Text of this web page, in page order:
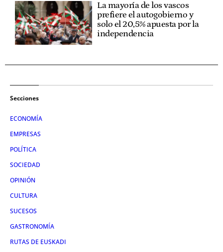
La mayoría de los vascos
prefiere el autogobierno y
solo el 20,5% apuesta por la
independencia
Secciones
ECONOMÍA
EMPRESAS
POLÍTICA
SOCIEDAD
OPINIÓN
CULTURA
SUCESOS
GASTRONOMÍA
RUTAS DE EUSKADI